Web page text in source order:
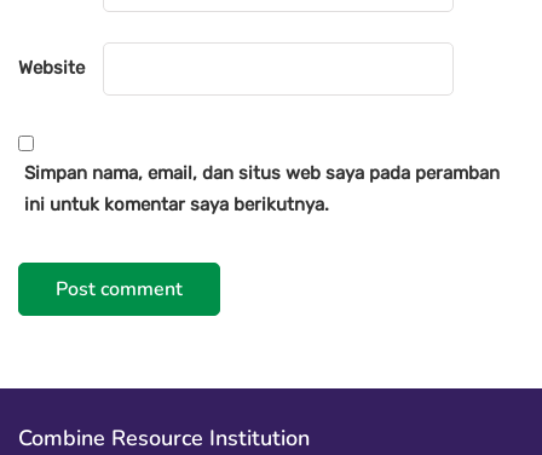
Website
Simpan nama, email, dan situs web saya pada peramban
ini untuk komentar saya berikutnya.
Combine Resource Institution